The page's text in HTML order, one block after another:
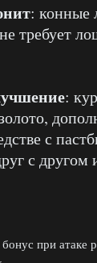
: конные
требует
:
с
с другом
при атаке